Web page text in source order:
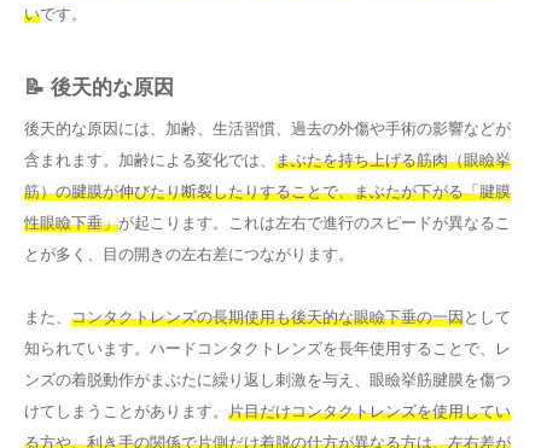
いです。
📝 後天的な原因
後天的な原因には、加齢、生活習慣、過去の外傷や手術の影響などが
含まれます。加齢による変化では、 まぶたを持ち上げる筋肉（眼瞼挙
筋）の腱膜が伸びたり断裂したりすることで、まぶたが下がる「腱膜
性眼瞼下垂」が起こります。これは左右で進行のスピードが異なるこ
とが多く、目の開きの左右差につながります。
また、 コンタクトレンズの長期使用も後天的な眼瞼下垂の一因として
知られています。ハードコンタクトレンズを長年使用することで、レ
ンズの着脱動作がまぶたに繰り返し刺激を与え、眼瞼挙筋腱膜を傷つ
けてしまうことがあります。 片目だけコンタクトレンズを使用してい
る方や、利き手の関係で片側だけ着脱の仕方が異なる方は、左右差が